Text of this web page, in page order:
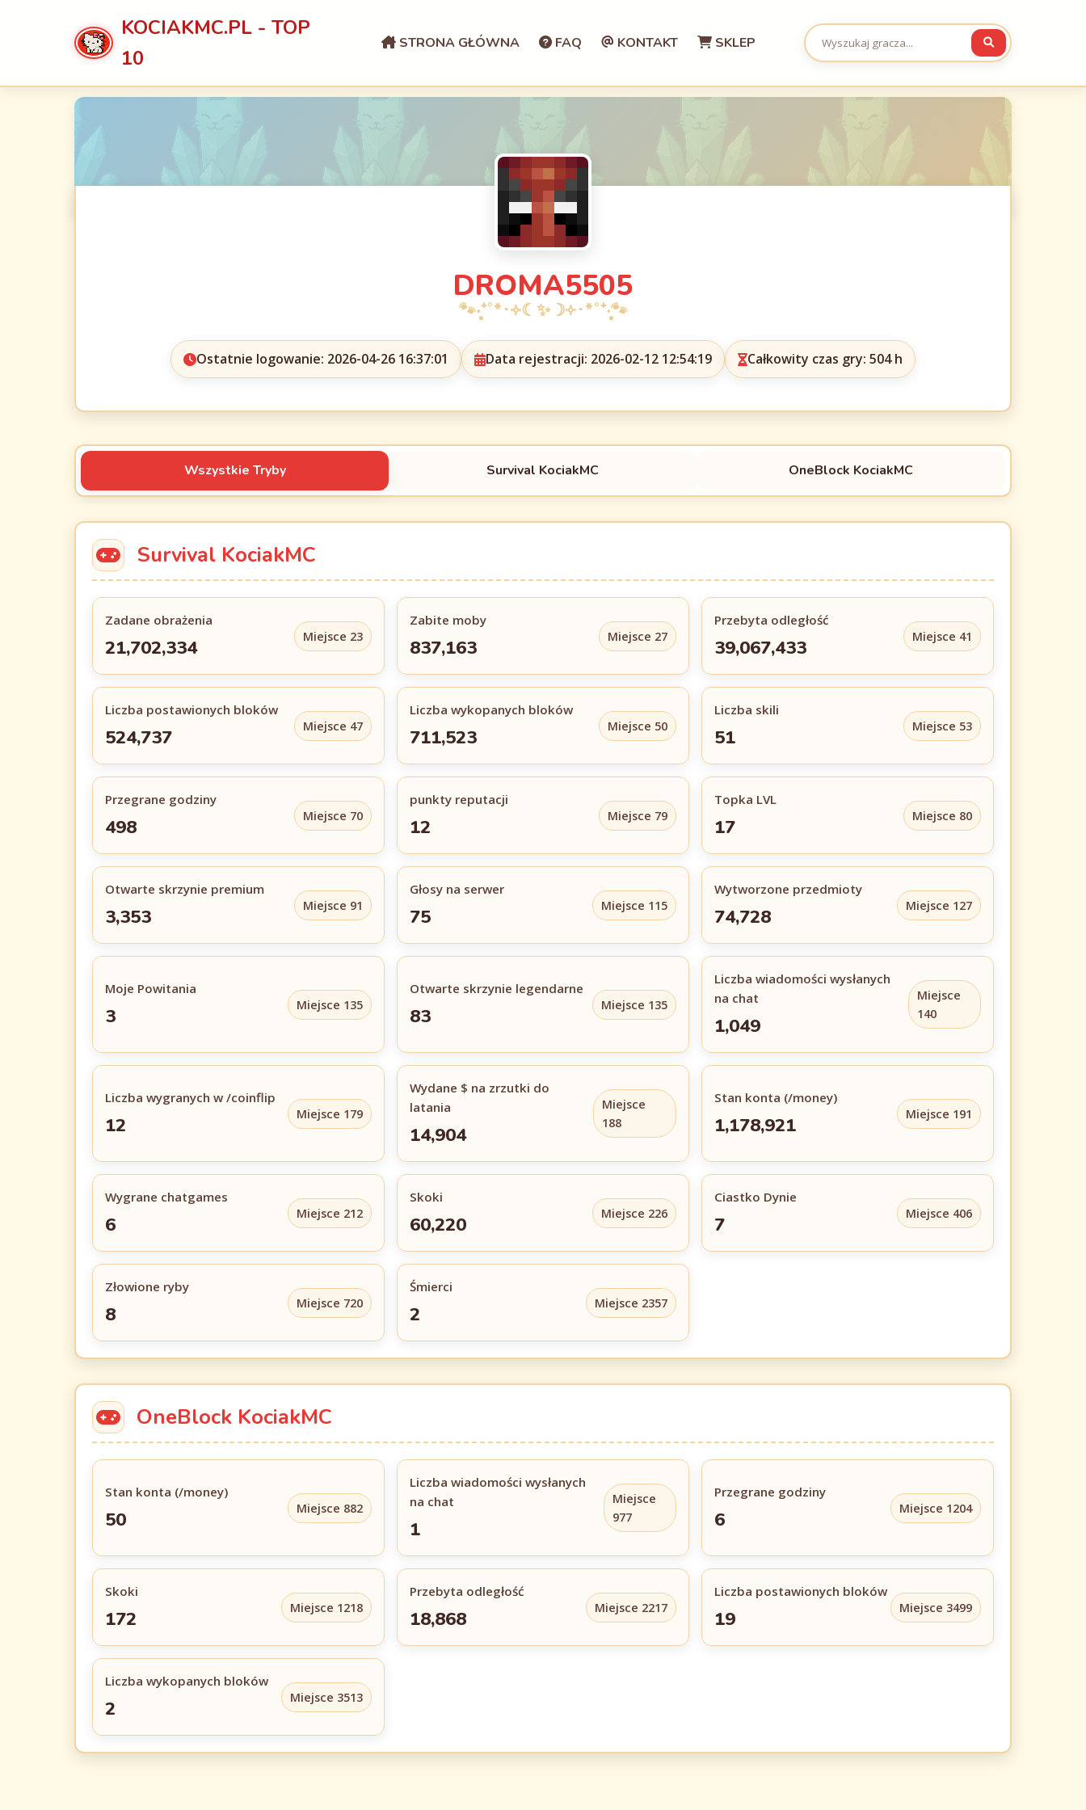
KOCIAKMC.PL - TOP
10
STRONA GŁÓWNA FAQ KONTAKT SKLEP
DROMA5505
Ostatnie logowanie: 2026-04-26 16:37:01 Data rejestracji: 2026-02-12 12:54:19 Całkowity czas gry: 504 h
Wszystkie Tryby Survival KociakMC OneBlock KociakMC
Survival KociakMC
Zadane obrażenia
21,702,334 Miejsce 23
Zabite moby
837,163 Miejsce 27
Przebyta odległość
39,067,433 Miejsce 41
Liczba postawionych bloków
524,737 Miejsce 47
Liczba wykopanych bloków
711,523 Miejsce 50
Liczba skili
51 Miejsce 53
Przegrane godziny
498 Miejsce 70
punkty reputacji
12 Miejsce 79
Topka LVL
17 Miejsce 80
Otwarte skrzynie premium
3,353 Miejsce 91
Głosy na serwer
75 Miejsce 115
Wytworzone przedmioty
74,728 Miejsce 127
Moje Powitania
3 Miejsce 135
Otwarte skrzynie legendarne
83 Miejsce 135
Liczba wiadomości wysłanych
na chat
1,049
Miejsce
140
Liczba wygranych w /coinflip
12 Miejsce 179
Wydane $ na zrzutki do
latania
14,904
Miejsce
188
Stan konta (/money)
1,178,921 Miejsce 191
Wygrane chatgames
6 Miejsce 212
Skoki
60,220 Miejsce 226
Ciastko Dynie
7 Miejsce 406
Złowione ryby
8 Miejsce 720
Śmierci
2 Miejsce 2357
OneBlock KociakMC
Stan konta (/money)
50 Miejsce 882
Liczba wiadomości wysłanych
na chat
1
Miejsce
977
Przegrane godziny
6 Miejsce 1204
Skoki
172 Miejsce 1218
Przebyta odległość
18,868 Miejsce 2217
Liczba postawionych bloków
19 Miejsce 3499
Liczba wykopanych bloków
2 Miejsce 3513